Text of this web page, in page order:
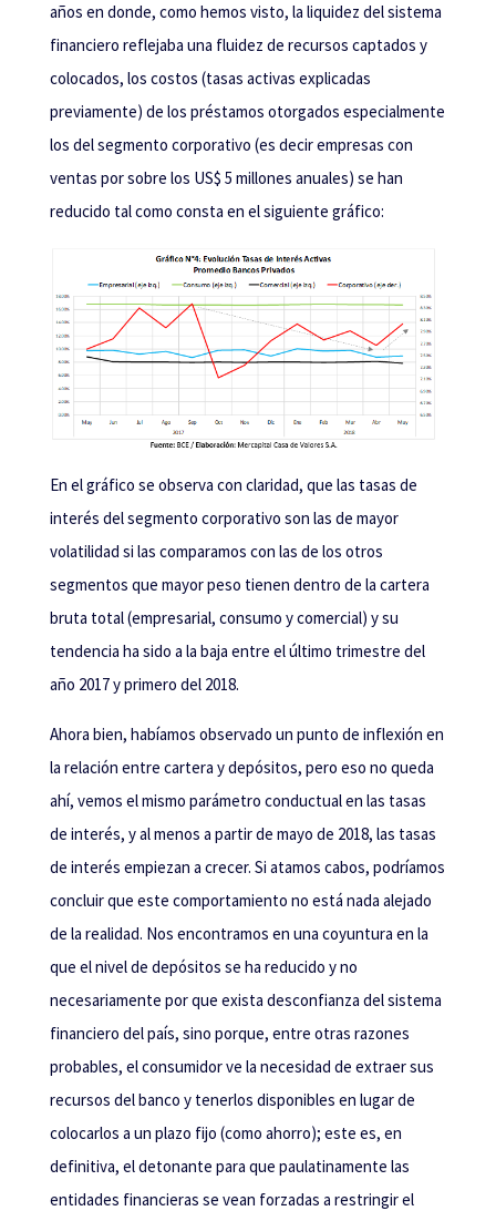
años en donde, como hemos visto, la liquidez del sistema
financiero reflejaba una fluidez de recursos captados y
colocados, los costos (tasas activas explicadas
previamente) de los préstamos otorgados especialmente
los del segmento corporativo (es decir empresas con
ventas por sobre los US$ 5 millones anuales) se han
reducido tal como consta en el siguiente gráfico:
En el gráfico se observa con claridad, que las tasas de
interés del segmento corporativo son las de mayor
volatilidad si las comparamos con las de los otros
segmentos que mayor peso tienen dentro de la cartera
bruta total (empresarial, consumo y comercial) y su
tendencia ha sido a la baja entre el último trimestre del
año 2017 y primero del 2018.
Ahora bien, habíamos observado un punto de inflexión en
la relación entre cartera y depósitos, pero eso no queda
ahí, vemos el mismo parámetro conductual en las tasas
de interés, y al menos a partir de mayo de 2018, las tasas
de interés empiezan a crecer. Si atamos cabos, podríamos
concluir que este comportamiento no está nada alejado
de la realidad. Nos encontramos en una coyuntura en la
que el nivel de depósitos se ha reducido y no
necesariamente por que exista desconfianza del sistema
financiero del país, sino porque, entre otras razones
probables, el consumidor ve la necesidad de extraer sus
recursos del banco y tenerlos disponibles en lugar de
colocarlos a un plazo fijo (como ahorro); este es, en
definitiva, el detonante para que paulatinamente las
entidades financieras se vean forzadas a restringir el